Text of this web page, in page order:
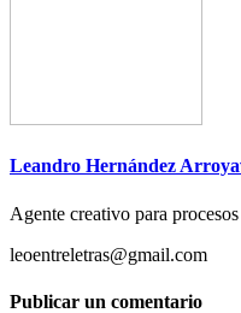
Leandro Hernández
Agente creativo para
leoentreletras@gmail.com
Publicar un comentario